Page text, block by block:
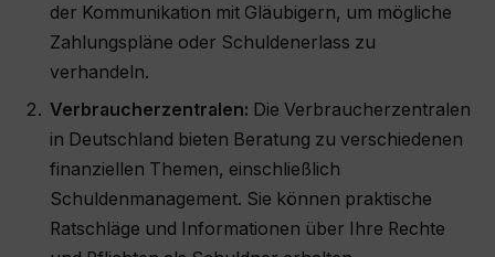
der Kommunikation mit Gläubigern, um mögliche
Zahlungspläne oder Schuldenerlass zu
verhandeln.
Verbraucherzentralen: Die Verbraucherzentralen
in Deutschland bieten Beratung zu verschiedenen
finanziellen Themen, einschließlich
Schuldenmanagement. Sie können praktische
Ratschläge und Informationen über Ihre Rechte